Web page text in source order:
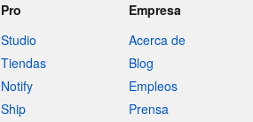
Pro
Studio
Tiendas
Notify
Ship
Empresa
Acerca de
Blog
Empleos
Prensa